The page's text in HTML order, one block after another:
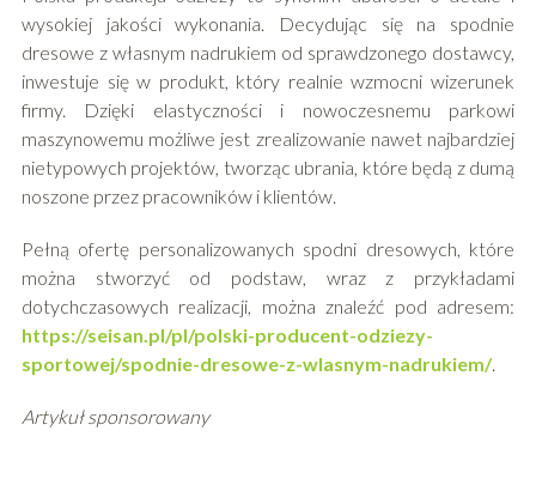
wysokiej jakości wykonania. Decydując się na spodnie
dresowe z własnym nadrukiem od sprawdzonego dostawcy,
inwestuje się w produkt, który realnie wzmocni wizerunek
firmy. Dzięki elastyczności i nowoczesnemu parkowi
maszynowemu możliwe jest zrealizowanie nawet najbardziej
nietypowych projektów, tworząc ubrania, które będą z dumą
noszone przez pracowników i klientów.
Pełną ofertę personalizowanych spodni dresowych, które
można stworzyć od podstaw, wraz z przykładami
dotychczasowych realizacji, można znaleźć pod adresem:
https://seisan.pl/pl/polski-producent-odziezy-
sportowej/spodnie-dresowe-z-wlasnym-nadrukiem/.
Artykuł sponsorowany